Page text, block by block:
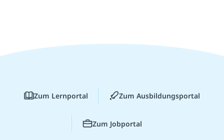
Zum Lernportal Zum Ausbildungsportal
Zum Jobportal